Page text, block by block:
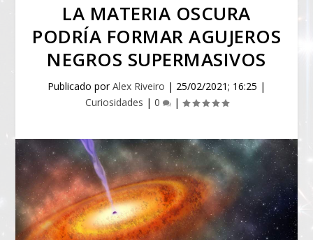
LA MATERIA OSCURA
PODRÍA FORMAR AGUJEROS
NEGROS SUPERMASIVOS
Publicado porAlex Riveiro | 25/02/2021; 16:25 |
Curiosidades | 0 |